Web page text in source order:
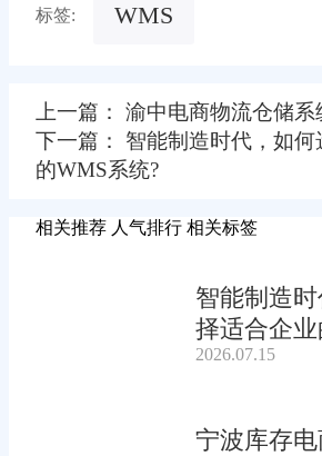
标签: WMS
上一篇： 渝中电商物流仓储系
下一篇： 智能制造时代，如何
的WMS系统?
相关推荐 人气排行 相关标签
智能制造
择适合企
2026.07.15
宁波库存